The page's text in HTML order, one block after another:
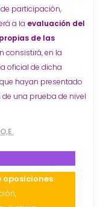
participación,
a la evaluación del
de las
consistirá, en la
oficial de dicha
hayan presentado
una prueba de nivel
oposiciones: